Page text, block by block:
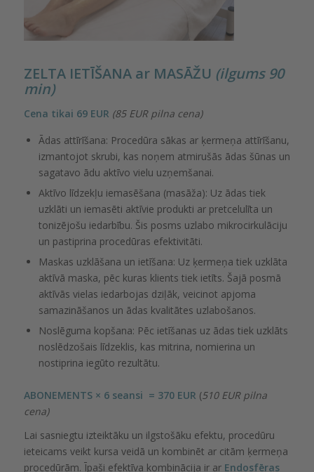
ZELTA IETĪŠANA ar MASĀŽU (ilgums 90
min)
Cena tikai 69 EUR (85 EUR pilna cena)
Ādas attīrīšana: Procedūra sākas ar ķermeņa attīrīšanu,
izmantojot skrubi, kas noņem atmirušās ādas šūnas un
sagatavo ādu aktīvo vielu uzņemšanai.
Aktīvo līdzekļu iemasēšana (masāža): Uz ādas tiek
uzklāti un iemasēti aktīvie produkti ar pretcelulīta un
tonizējošu iedarbību. Šis posms uzlabo mikrocirkulāciju
un pastiprina procedūras efektivitāti.
Maskas uzklāšana un ietīšana: Uz ķermeņa tiek uzklāta
aktīvā maska, pēc kuras klients tiek ietīts. Šajā posmā
aktīvās vielas iedarbojas dziļāk, veicinot apjoma
samazināšanos un ādas kvalitātes uzlabošanos.
Noslēguma kopšana: Pēc ietīšanas uz ādas tiek uzklāts
noslēdzošais līdzeklis, kas mitrina, nomierina un
nostiprina iegūto rezultātu.
ABONEMENTS × 6 seansi = 370 EUR (510 EUR pilna
cena)
Lai sasniegtu izteiktāku un ilgstošāku efektu, procedūru
ieteicams veikt kursa veidā un kombinēt ar citām ķermeņa
procedūrām. Īpaši efektīva kombinācija ir ar Endosfēras